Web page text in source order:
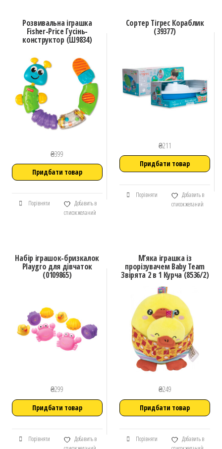
Розвивальна іграшка
Fisher-Price Гусінь-
конструктор (Ш9834)
₴399
Придбати товар
Порівняти
Добавить в
список желаний
Сортер Тігрес Кораблик
(39377)
₴211
Придбати товар
Порівняти
Добавить в
список желаний
Набір іграшок-бризкалок
Playgro для дівчаток
(0109865)
₴299
Придбати товар
Порівняти
Добавить в
М’яка іграшка iз
прорізувачем Baby Team
Звірята 2 в 1 Курча (8536/2)
₴249
Придбати товар
Порівняти
Добавить в